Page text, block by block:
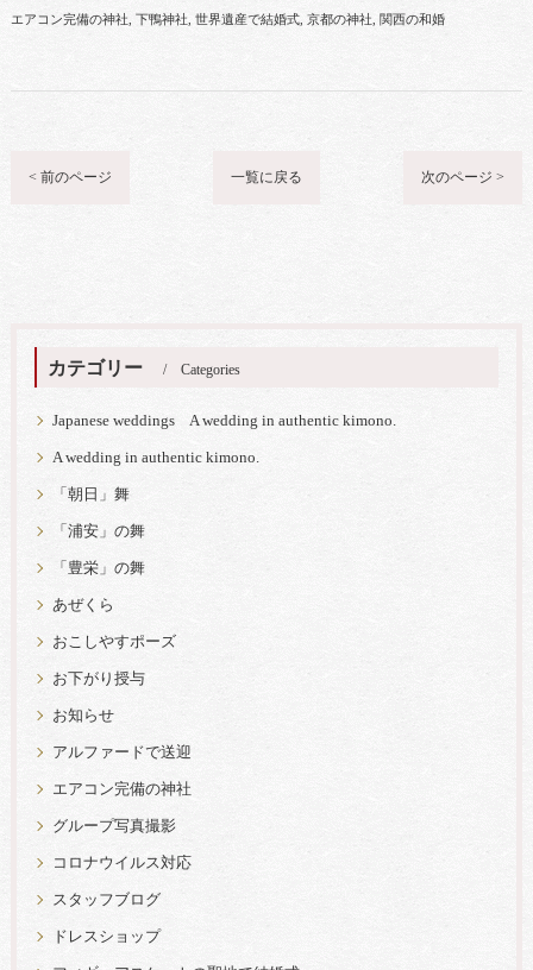
エアコン完備の神社 下鴨神社 世界遺産で結婚式 京都の神社 関西の和婚
< 前のページ 一覧に戻る 次のページ >
カテゴリー Categories
Japanese weddings A wedding in authentic kimono.
A wedding in authentic kimono.
「朝日」舞
「浦安」の舞
「豊栄」の舞
あぜくら
おこしやすポーズ
お下がり授与
お知らせ
アルファードで送迎
エアコン完備の神社
グループ写真撮影
コロナウイルス対応
スタッフブログ
ドレスショップ